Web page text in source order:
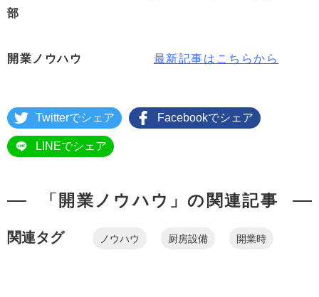
部
開業ノウハウ 最新記事はこちらから
Twitterでシェア Facebookでシェア
LINEでシェア
「開業ノウハウ」の関連記事
関連タグ ノウハウ 厨房設備 開業時